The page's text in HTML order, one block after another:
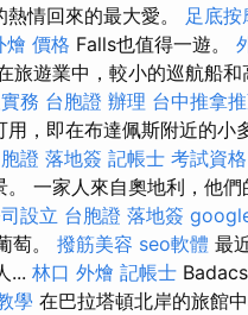
情回來的最大愛。 足底按
燴 價格 Falls也值得一遊。
旅遊業中，較小的巡航船和
務 台胞證 辦理 台中推拿
，即在布達佩斯附近的小
證 落地簽 記帳士 考試資格
。 一家人來自奧地利，他
設立 台胞證 落地簽
萄。 撥筋美容 seo軟體 最
... 林口 外燴 記帳士
學 在巴拉塔頓北岸的旅館